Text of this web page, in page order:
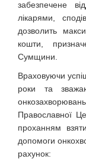
забезпечене
лікарями,
дозволить
кошти,
Сумщини.
Враховуючи
роки та
Православної
проханням
допомоги
рахунок: